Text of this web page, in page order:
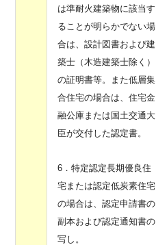
は準耐火建築物に該当す
ることが明らかでない場
合は、設計図書および建
築士（木造建築士除く）
の証明書等。また低層集
合住宅の場合は、住宅金
融公庫または国土交通大
臣が交付した認定書。
6．特定認定長期優良住
宅または認定低炭素住宅
の場合は、認定申請書の
副本および認定通知書の
写し。